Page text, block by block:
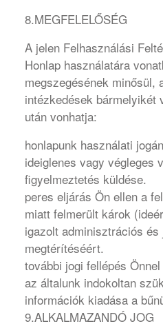
8.MEGFELELŐSÉG
A jelen Felhasználási
Honlap használatára
megszegésének minősül,
intézkedések bármelyikét
után vonhatja:
honlapunk használati
ideiglenes vagy végleges
figyelmeztetés küldése.
peres eljárás Ön ellen a
miatt felmerült károk
igazolt adminisztrációs
megtérítéséért.
további jogi fellépés
az általunk indokoltan
információk kiadása a
9.ALKALMAZANDÓ JOG